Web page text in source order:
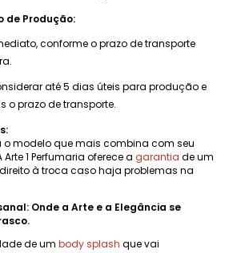
de Produção:
conforme o prazo de transporte
até 5 dias úteis para produção e
o prazo de transporte.
modelo que mais combina com seu
1 Perfumaria oferece a garantia de um
à troca caso haja problemas na
Onde a Arte e a Elegância se
de um body splash que vai